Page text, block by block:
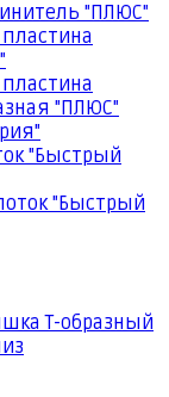
"ПЛЮС"
"ПЛЮС"
"Быстрый
"Быстрый
Т-образный